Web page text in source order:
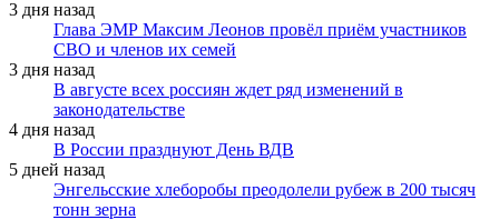
3 дня назад
Глава ЭМР Максим Леонов провёл приём участников
СВО и членов их семей
3 дня назад
В августе всех россиян ждет ряд изменений в
законодательстве
4 дня назад
В России празднуют День ВДВ
5 дней назад
Энгельсские хлеборобы преодолели рубеж в 200 тысяч
тонн зерна